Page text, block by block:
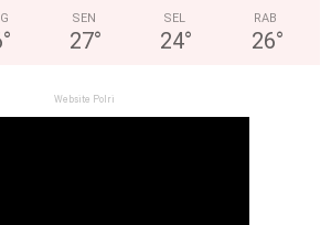
°
SEN
27°
SEL
24°
RAB
26°
Website Polri